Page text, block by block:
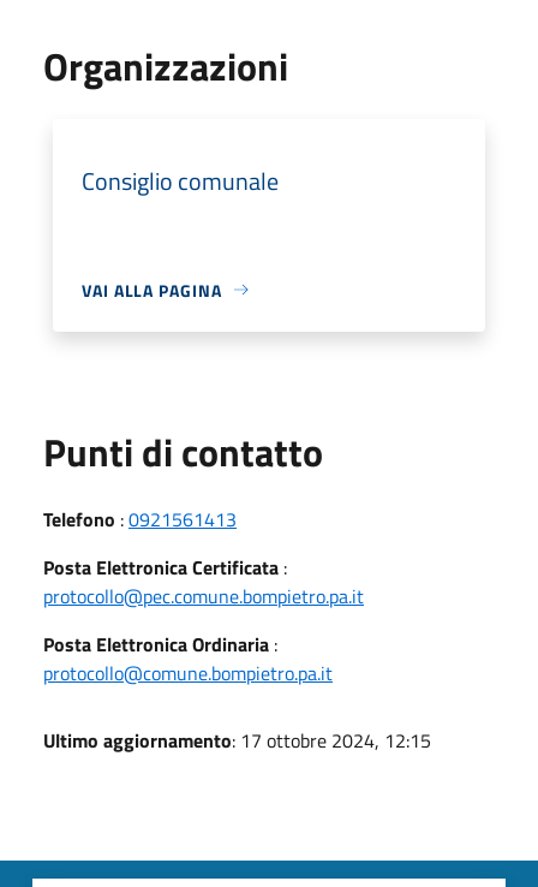
Organizzazioni
Consiglio comunale
VAI ALLA PAGINA
Punti di contatto
Telefono :0921561413
Posta Elettronica Certificata :
protocollo@pec.comune.bompietro.pa.it
Posta Elettronica Ordinaria :
protocollo@comune.bompietro.pa.it
Ultimo aggiornamento: 17 ottobre 2024, 12:15